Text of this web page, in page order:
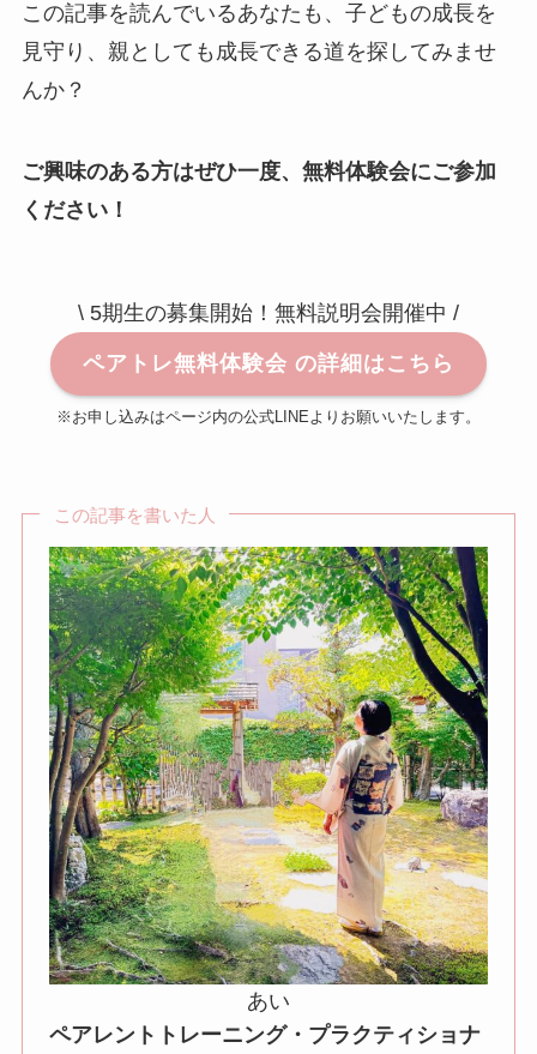
この記事を読んでいるあなたも、子どもの成長を
見守り、親としても成長できる道を探してみませ
んか？
ご興味のある方はぜひ一度、無料体験会にご参加
ください！
\ 5期生の募集開始！無料説明会開催中 /
ペアトレ無料体験会 の詳細はこちら
※お申し込みはページ内の公式LINEよりお願いいたします。
この記事を書いた人
あい
ペアレントトレーニング・プラクティショナ